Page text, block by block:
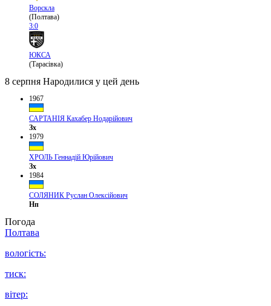
Ворскла
(Полтава)
3:0
ЮКСА
(Тарасівка)
8 серпня Народилися у цей день
1967
САРТАНІЯ Кахабер Нодарійович
Зх
1979
ХРОЛЬ Геннадій Юрійович
Зх
1984
СОЛЯНИК Руслан Олексійович
Нп
Погода
Полтава
вологість:
тиск:
вітер: